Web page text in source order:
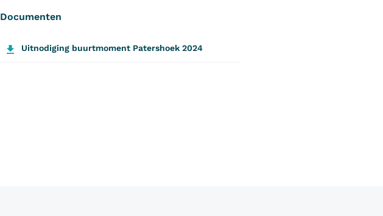
Documenten
Uitnodiging buurtmoment Patershoek 2024